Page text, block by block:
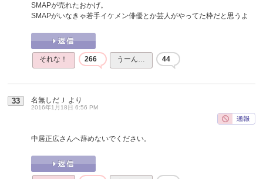
SMAPが売れたおかげ。
SMAPがいなきゃ若手イケメン俳優とか芸人がやってた枠だと思うよ
それな！ 266 うーん… 44
33 名無しだＪ より
2016年1月18日 6:56 PM
中居正広さんへ辞めないでください。